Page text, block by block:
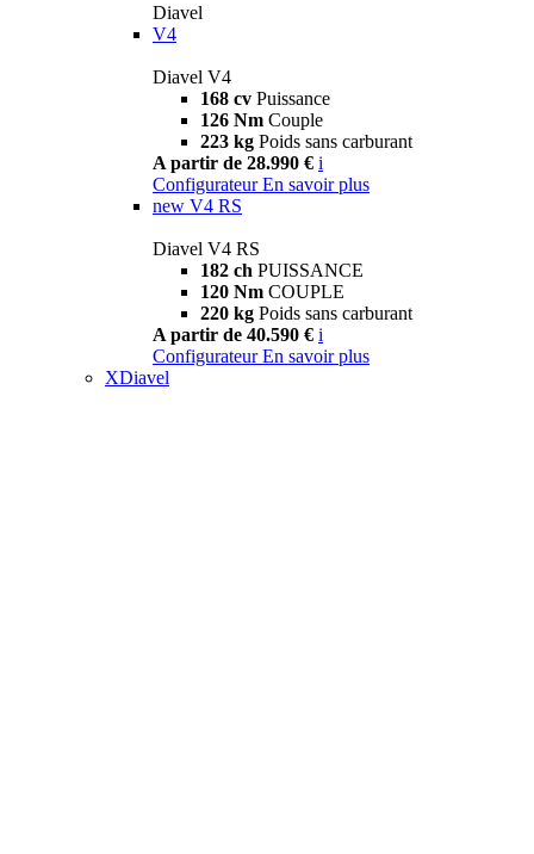
Diavel
V4
Diavel V4
168 cv Puissance
126 Nm Couple
223 kg Poids sans carburant
A partir de 28.990 € i
Configurateur En savoir plus
new V4 RS
Diavel V4 RS
182 ch PUISSANCE
120 Nm COUPLE
220 kg Poids sans carburant
A partir de 40.590 € i
Configurateur En savoir plus
XDiavel